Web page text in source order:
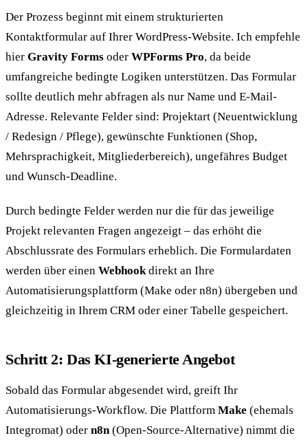
Der Prozess beginnt mit einem strukturierten
Kontaktformular auf Ihrer WordPress-Website. Ich empfehle
hier Gravity Forms oder WPForms Pro, da beide
umfangreiche bedingte Logiken unterstützen. Das Formular
sollte deutlich mehr abfragen als nur Name und E-Mail-
Adresse. Relevante Felder sind: Projektart (Neuentwicklung
/ Redesign / Pflege), gewünschte Funktionen (Shop,
Mehrsprachigkeit, Mitgliederbereich), ungefähres Budget
und Wunsch-Deadline.
Durch bedingte Felder werden nur die für das jeweilige
Projekt relevanten Fragen angezeigt – das erhöht die
Abschlussrate des Formulars erheblich. Die Formulardaten
werden über einen Webhook direkt an Ihre
Automatisierungsplattform (Make oder n8n) übergeben und
gleichzeitig in Ihrem CRM oder einer Tabelle gespeichert.
Schritt 2: Das KI-generierte Angebot
Sobald das Formular abgesendet wird, greift Ihr
Automatisierungs-Workflow. Die Plattform Make (ehemals
Integromat) oder n8n (Open-Source-Alternative) nimmt die